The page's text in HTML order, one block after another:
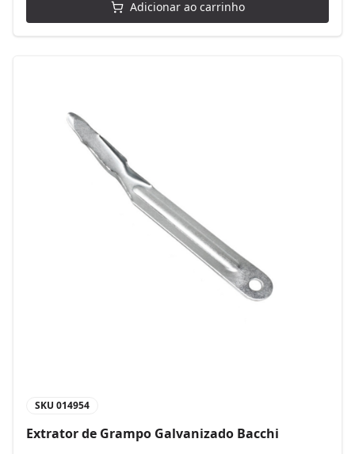
Adicionar ao carrinho
SKU 014954
Extrator de Grampo Galvanizado Bacchi